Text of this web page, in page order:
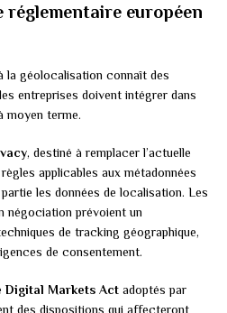
réglementaire européen
la géolocalisation connaît des
entreprises doivent intégrer dans
moyen terme.
, destiné à remplacer l’actuelle
applicables aux métadonnées
les données de localisation. Les
négociation prévoient un
de tracking géographique,
de consentement.
Digital Markets Act adoptés par
des dispositions qui affecteront